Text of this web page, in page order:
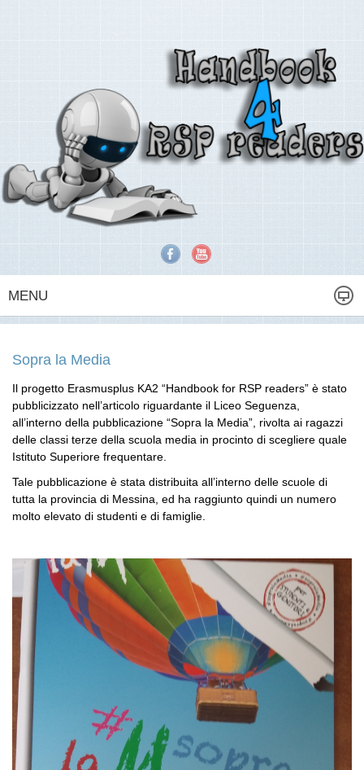
MENU
Sopra la Media
Il progetto Erasmusplus KA2 “Handbook for RSP readers” è stato
pubblicizzato nell’articolo riguardante il Liceo Seguenza,
all’interno della pubblicazione “Sopra la Media”, rivolta ai ragazzi
delle classi terze della scuola media in procinto di scegliere quale
Istituto Superiore frequentare.
Tale pubblicazione è stata distribuita all’interno delle scuole di
tutta la provincia di Messina, ed ha raggiunto quindi un numero
molto elevato di studenti e di famiglie.